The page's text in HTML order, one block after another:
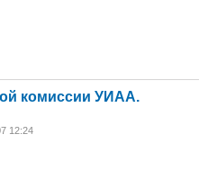
комиссии УИАА.
12:24